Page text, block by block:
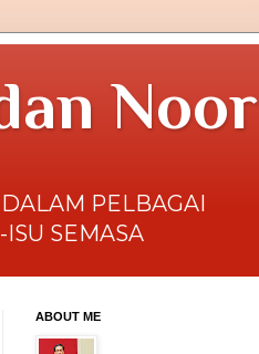
Noor
PELBAGAI
SEMASA
ABOUT ME